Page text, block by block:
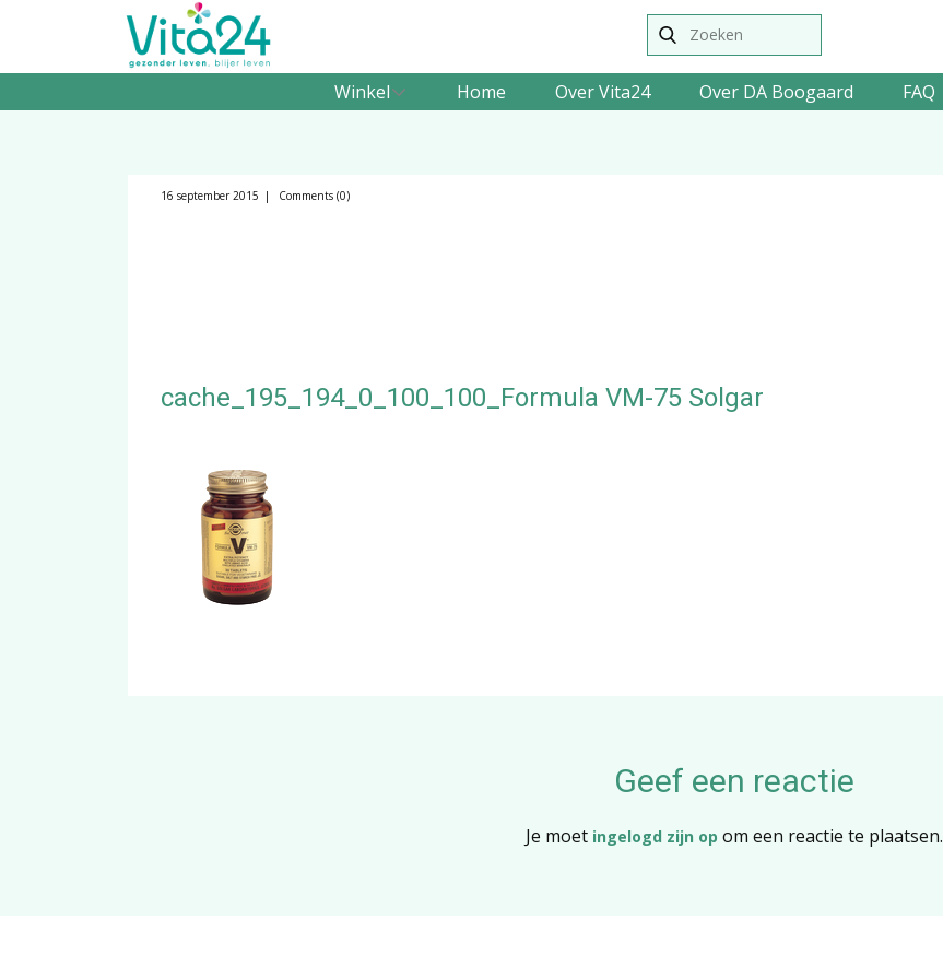
Winkel Home Over Vita24 Over DA Boogaard FAQ
16 september 2015 Comments (0)
cache_195_194_0_100_100_Formula VM-75 Solgar
Geef een reactie
Je moet ingelogd zijn op om een reactie te plaatsen.